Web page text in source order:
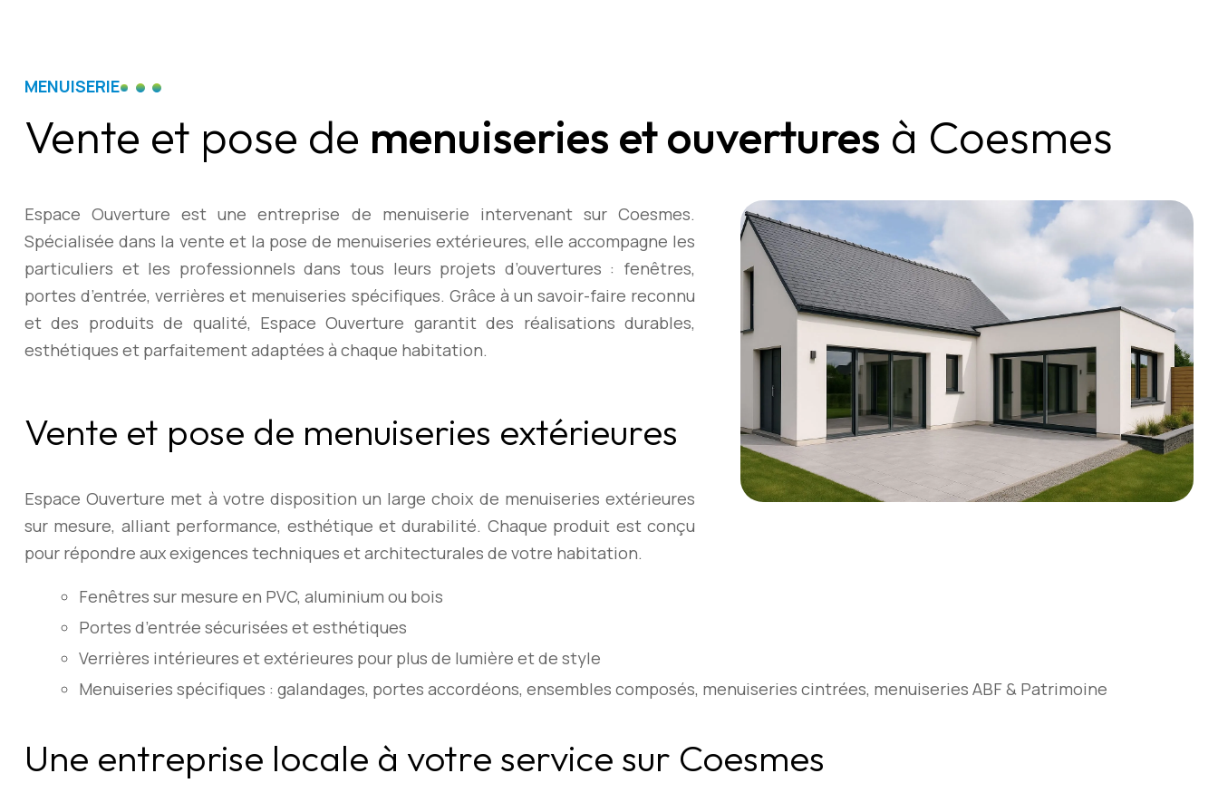
MENUISERIE
Vente et pose de menuiseries et ouvertures à Coesmes
Espace Ouverture est une entreprise de menuiserie intervenant sur Coesmes.
Spécialisée dans la vente et la pose de menuiseries extérieures, elle accompagne les
particuliers et les professionnels dans tous leurs projets d’ouvertures : fenêtres,
portes d’entrée, verrières et menuiseries spécifiques. Grâce à un savoir-faire reconnu
et des produits de qualité, Espace Ouverture garantit des réalisations durables,
esthétiques et parfaitement adaptées à chaque habitation.
Vente et pose de menuiseries extérieures
Espace Ouverture met à votre disposition un large choix de menuiseries extérieures
sur mesure, alliant performance, esthétique et durabilité. Chaque produit est conçu
pour répondre aux exigences techniques et architecturales de votre habitation.
Fenêtres sur mesure en PVC, aluminium ou bois
Portes d’entrée sécurisées et esthétiques
Verrières intérieures et extérieures pour plus de lumière et de style
Menuiseries spécifiques : galandages, portes accordéons, ensembles composés, menuiseries cintrées, menuiseries ABF & Patrimoine
Une entreprise locale à votre service sur Coesmes